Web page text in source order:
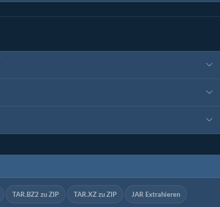
TAR.BZ2 zu ZIP TAR.XZ zu ZIP JAR Extrahieren